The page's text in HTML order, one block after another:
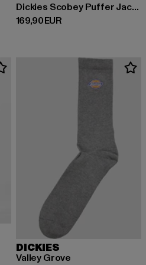
Dickies Scobey Puffer Jackets
169,90 EUR
Derzeitiger Preis: 169,90 EUR
DICKIES
Valley Grove